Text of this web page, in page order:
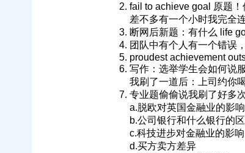
fail to achieve goal 原题
差不多有一个小时我完
断网后新题：有什么 life
团队中有个人有一个错误
proudest achievement
写作：选举学生会如何说
我刷了一道后：上司约你
专业题偷偷说我刷了好多
a.脱欧对英国金融业的影响
b.公司银行和什么银行的区
c.科技进步对金融业的影响
d.买方卖方差异